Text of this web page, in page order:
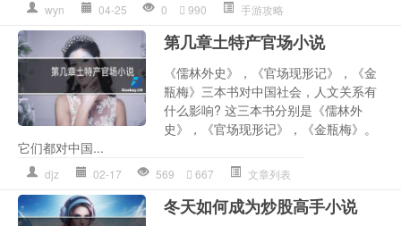
wyn 04-25 0 990 手游攻略
第几章土特产官场小说
《儒林外史》，《官场现形记》，《金
瓶梅》三本书对中国社会，人文关系有
什么影响? 这三本书分别是《儒林外
史》，《官场现形记》，《金瓶梅》。
它们都对中国...
djz 02-17 569 667 文章列表
冬天如何成为炒股高手小说